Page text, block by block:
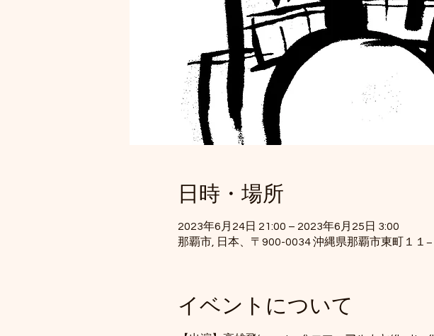
日時・場所
2023年6月24日 21:00 – 2023年6月25日 3:00
那覇市, 日本、〒900-0034 沖縄県那覇市東町１１−
イベントについて